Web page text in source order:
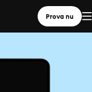
Prova nu